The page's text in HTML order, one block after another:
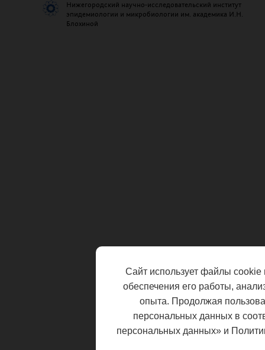
Нижегородский научно-исследовательский институт
эпидемиологии и микробиологии им. академика И.Н.
Блохиной
Сайт использует файлы cookie
обеспечения его работы,
опыта. Продолжая
персональных данных в
персональных данных» и